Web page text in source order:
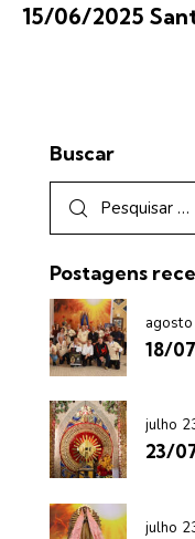
15/06/2025
Buscar
Postagens
18/
julho
23/
julho